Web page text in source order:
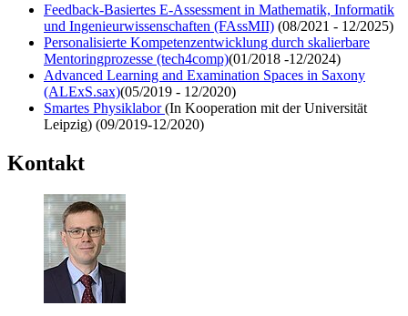
Feedback-Basiertes E-Assessment in Mathematik, Informatik
und Ingenieurwissenschaften (FAssMII) (08/2021 - 12/2025)
Personalisierte Kompetenzentwicklung durch skalierbare
Mentoringprozesse (tech4comp)(01/2018 -12/2024)
Advanced Learning and Examination Spaces in Saxony
(ALExS.sax)(05/2019 - 12/2020)
Smartes Physiklabor(In Kooperation mit der Universität
Leipzig) (09/2019-12/2020)
Kontakt